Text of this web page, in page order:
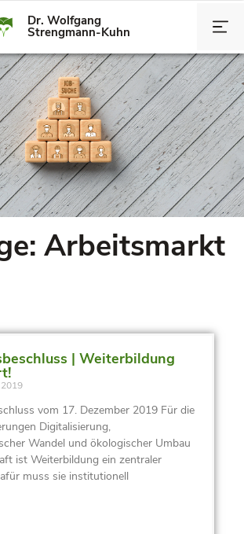
Dr. Wolfgang
Strengmann-Kuhn
Arbeitsmarkt
| Weiterbildung
vom 17. Dezember 2019 Für die
Digitalisierung,
Wandel und ökologischer Umbau
ist Weiterbildung ein zentraler
muss sie institutionell